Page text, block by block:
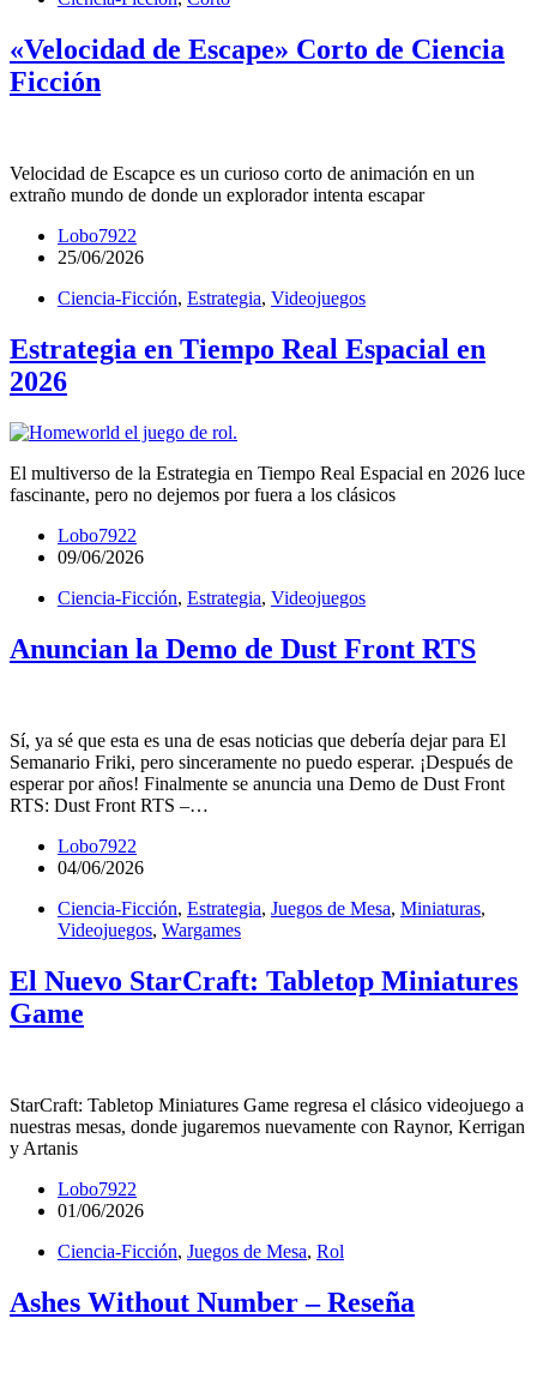
«Velocidad de Escape» Corto de Ciencia
Ficción
Velocidad de Escapce es un curioso corto de animación en un
extraño mundo de donde un explorador intenta escapar
Lobo7922
25/06/2026
Ciencia-Ficción, Estrategia, Videojuegos
Estrategia en Tiempo Real Espacial en
2026
El multiverso de la Estrategia en Tiempo Real Espacial en 2026 luce
fascinante, pero no dejemos por fuera a los clásicos
Lobo7922
09/06/2026
Ciencia-Ficción, Estrategia, Videojuegos
Anuncian la Demo de Dust Front RTS
Sí, ya sé que esta es una de esas noticias que debería dejar para El
Semanario Friki, pero sinceramente no puedo esperar. ¡Después de
esperar por años! Finalmente se anuncia una Demo de Dust Front
RTS: Dust Front RTS –…
Lobo7922
04/06/2026
Ciencia-Ficción, Estrategia, Juegos de Mesa, Miniaturas,
Videojuegos, Wargames
El Nuevo StarCraft: Tabletop Miniatures
Game
StarCraft: Tabletop Miniatures Game regresa el clásico videojuego a
nuestras mesas, donde jugaremos nuevamente con Raynor, Kerrigan
y Artanis
Lobo7922
01/06/2026
Ciencia-Ficción, Juegos de Mesa, Rol
Ashes Without Number – Reseña